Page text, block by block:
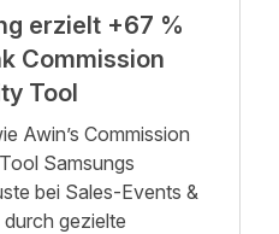
erzielt +67 %
Commission
Tool
Awin’s Commission
Samsungs
bei Sales-Events &
gezielte